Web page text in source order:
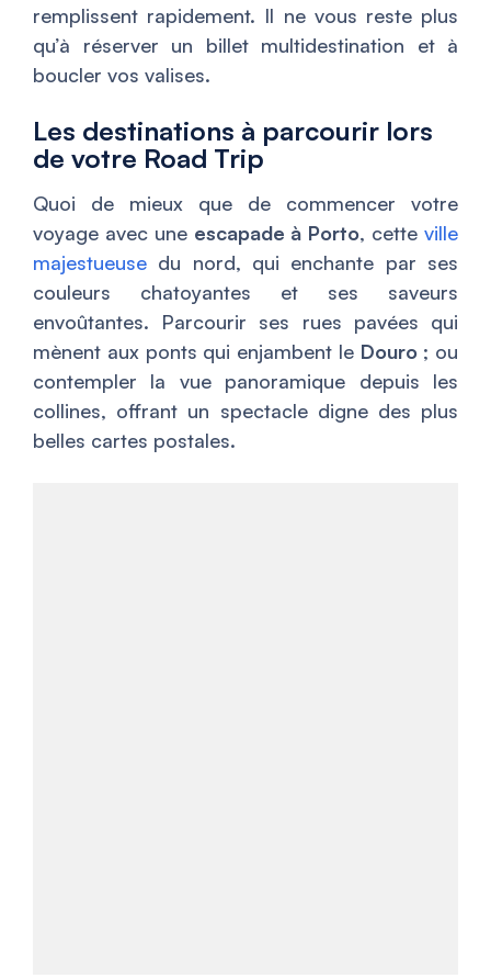
remplissent rapidement. Il ne vous reste plus
qu’à réserver un billet multidestination et à
boucler vos valises.
Les destinations à parcourir lors
de votre Road Trip
Quoi de mieux que de commencer votre
voyage avec une escapade à Porto, cetteville
majestueuse du nord, qui enchante par ses
couleurs chatoyantes et ses saveurs
envoûtantes. Parcourir ses rues pavées qui
mènent aux ponts qui enjambent le Douro; ou
contempler la vue panoramique depuis les
collines, offrant un spectacle digne des plus
belles cartes postales.